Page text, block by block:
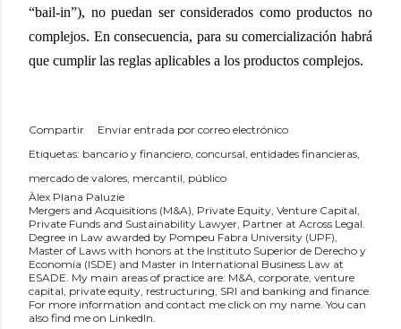
“bail-in”), no puedan ser considerados como productos no
complejos. En consecuencia, para su comercialización habrá
que cumplir las reglas aplicables a los productos complejos.
Compartir
Enviar entrada por correo electrónico
Etiquetas: bancario y financiero concursal entidades financieras
mercado de valores mercantil público
Àlex Plana Paluzie
Mergers and Acquisitions (M&A), Private Equity, Venture Capital,
Private Funds and Sustainability Lawyer, Partner at Across Legal.
Degree in Law awarded by Pompeu Fabra University (UPF),
Master of Laws with honors at the Instituto Superior de Derecho y
Economía (ISDE) and Master in International Business Law at
ESADE. My main areas of practice are: M&A, corporate, venture
capital, private equity, restructuring, SRI and banking and finance.
For more information and contact me click on my name. You can
also find me on LinkedIn.